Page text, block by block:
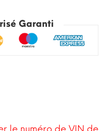
Garanti